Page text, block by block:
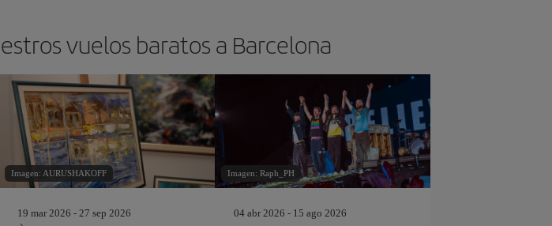
vuelos baratos a Barcelona
Imagen: AURUSHAKOFF
19 mar 2026 - 27 sep 2026
Imagen: Raph_PH
04 abr 2026 - 15 ago 2026